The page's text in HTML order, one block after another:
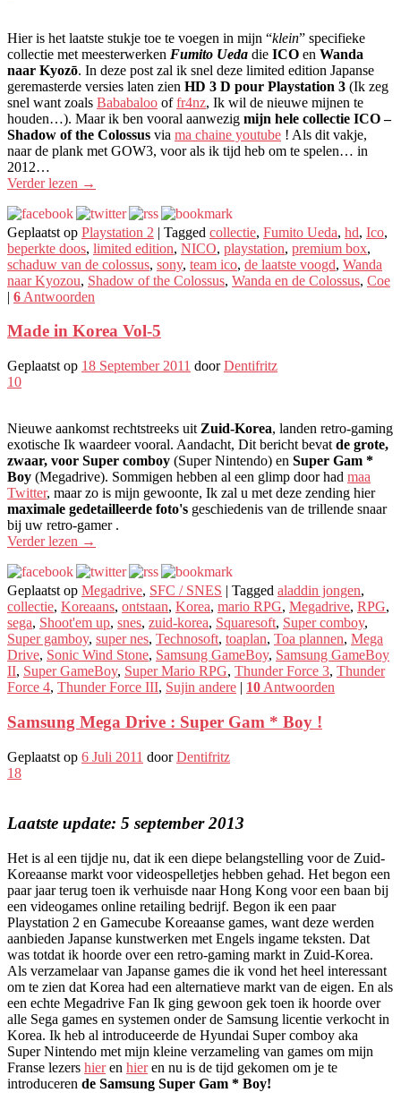
Hier is het laatste stukje toe te voegen in mijn “klein” specifieke
collectie met meesterwerken Fumito Ueda die ICO en Wanda
naar Kyozō. In deze post zal ik snel deze limited edition Japanse
geremasterde versies laten zien HD 3 D ​​pour Playstation 3 (Ik zeg
snel want zoals Bababaloo offr4nz, Ik wil de nieuwe mijnen te
houden…). Maar ik ben vooral aanwezig mijn hele collectie ICO –
Shadow of the Colossus via ma chaine youtube ! Als dit vakje,
naar de plank met GOW3, voor als ik tijd heb om te spelen… in
2012…
Verder lezen →
Geplaatst op Playstation 2 | Tagged collectie, Fumito Ueda, hd, Ico,
beperkte doos, limited edition, NICO, playstation, premium box,
schaduw van de colossus, sony, team ico, de laatste voogd, Wanda
naar Kyozou, Shadow of the Colossus, Wanda en de Colossus, Coe
| 6 Antwoorden
Made in Korea Vol-5
Geplaatst op 18 September 2011 doorDentifritz
10
Nieuwe aankomst rechtstreeks uit Zuid-Korea, landen retro-gaming
exotische Ik waardeer vooral. Aandacht, Dit bericht bevat de grote,
zwaar, voor Super comboy (Super Nintendo) en Super Gam *
Boy (Megadrive). Sommigen hebben al een glimp door had maa
Twitter, maar zo is mijn gewoonte, Ik zal u met deze zending hier
maximale gedetailleerde foto's geschiedenis van de trillende snaar
bij uw retro-gamer .
Verder lezen →
Geplaatst op Megadrive, SFC / SNES | Tagged aladdin jongen,
collectie, Koreaans, ontstaan, Korea, mario RPG, Megadrive, RPG,
sega, Shoot'em up, snes, zuid-korea, Squaresoft, Super comboy,
Super gamboy, super nes, Technosoft, toaplan, Toa plannen, Mega
Drive, Sonic Wind Stone, Samsung GameBoy, Samsung GameBoy
II, Super GameBoy, Super Mario RPG, Thunder Force 3, Thunder
Force 4, Thunder Force III, Sujin andere | 10 Antwoorden
Samsung Mega Drive : Super Gam * Boy !
Geplaatst op 6 Juli 2011 doorDentifritz
18
Laatste update: 5 september 2013
Het is al een tijdje nu, dat ik een diepe belangstelling voor de Zuid-
Koreaanse markt voor videospelletjes hebben gehad. Het begon een
paar jaar terug toen ik verhuisde naar Hong Kong voor een baan bij
een videogames online retailing bedrijf. Begon ik een paar
Playstation 2 en Gamecube Koreaanse games, want deze werden
aanbieden Japanse kunstwerken met Engels ingame teksten. Dat
was totdat ik hoorde over een retro-gaming markt in Zuid-Korea.
Als verzamelaar van Japanse games die ik vond het heel interessant
om te zien dat Korea had een alternatieve markt van de eigen. En als
een echte Megadrive Fan Ik ging gewoon gek toen ik hoorde over
alle Sega games en systemen onder de Samsung licentie verkocht in
Korea. Ik heb al introduceerde de Hyundai Super comboy aka
Super Nintendo met mijn kleine verzameling van games om mijn
Franse lezers hieren hieren nu is de tijd gekomen om je te
introduceren de Samsung Super Gam * Boy!